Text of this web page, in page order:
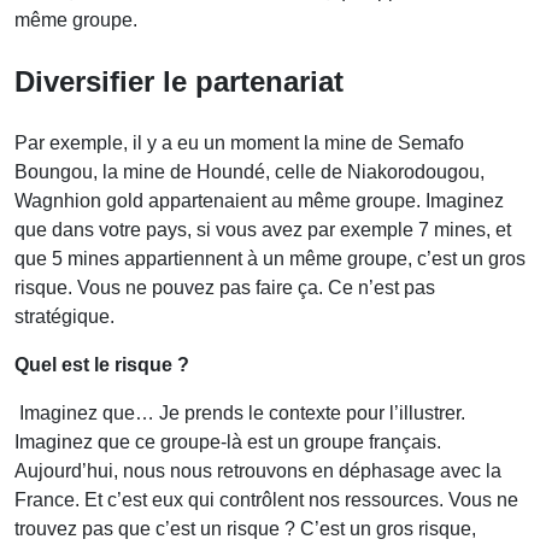
même groupe.
Diversifier le partenariat
Par exemple, il y a eu un moment la mine de Semafo
Boungou, la mine de Houndé, celle de Niakorodougou,
Wagnhion gold appartenaient au même groupe. Imaginez
que dans votre pays, si vous avez par exemple 7 mines, et
que 5 mines appartiennent à un même groupe, c’est un gros
risque. Vous ne pouvez pas faire ça. Ce n’est pas
stratégique.
Quel est le risque ?
Imaginez que… Je prends le contexte pour l’illustrer.
Imaginez que ce groupe-là est un groupe français.
Aujourd’hui, nous nous retrouvons en déphasage avec la
France. Et c’est eux qui contrôlent nos ressources. Vous ne
trouvez pas que c’est un risque ? C’est un gros risque,